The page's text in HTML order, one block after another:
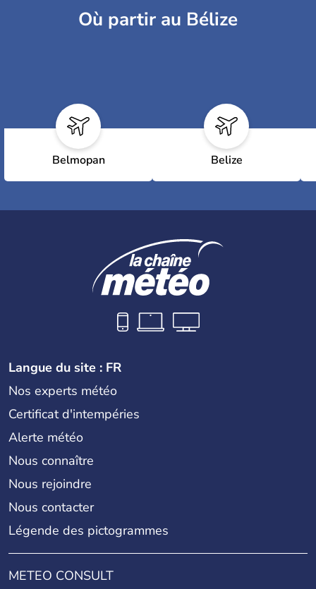
Où partir au Bélize
Belmopan Belize
Langue du site : FR
Nos experts météo
Certificat d'intempéries
Alerte météo
Nous connaître
Nous rejoindre
Nous contacter
Légende des pictogrammes
METEO CONSULT